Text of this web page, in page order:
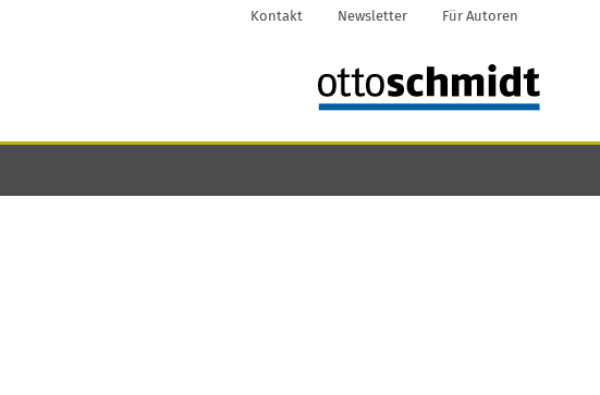
Kontakt Newsletter Für Autoren